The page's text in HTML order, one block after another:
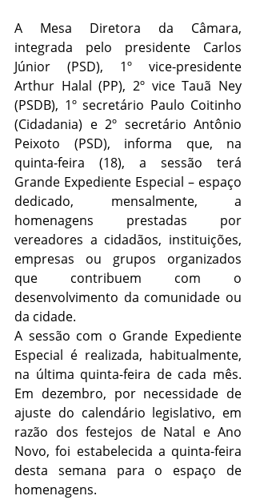
A Mesa Diretora da Câmara,
integrada pelo presidente Carlos
Júnior (PSD), 1º vice-presidente
Arthur Halal (PP), 2º vice Tauã Ney
(PSDB), 1º secretário Paulo Coitinho
(Cidadania) e 2º secretário Antônio
Peixoto (PSD), informa que, na
quinta-feira (18), a sessão terá
Grande Expediente Especial – espaço
dedicado, mensalmente, a
homenagens prestadas por
vereadores a cidadãos, instituições,
empresas ou grupos organizados
que contribuem com o
desenvolvimento da comunidade ou
da cidade.
A sessão com o Grande Expediente
Especial é realizada, habitualmente,
na última quinta-feira de cada mês.
Em dezembro, por necessidade de
ajuste do calendário legislativo, em
razão dos festejos de Natal e Ano
Novo, foi estabelecida a quinta-feira
desta semana para o espaço de
homenagens.